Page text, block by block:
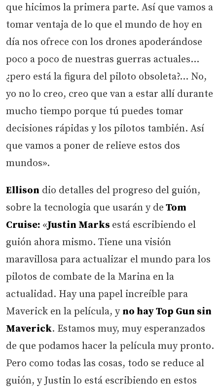
que hicimos la primera parte. Así que vamos a
tomar ventaja de lo que el mundo de hoy en
día nos ofrece con los drones apoderándose
poco a poco de nuestras guerras actuales…
¿pero está la figura del piloto obsoleta?… No,
yo no lo creo, creo que van a estar allí durante
mucho tiempo porque tú puedes tomar
decisiones rápidas y los pilotos también. Así
que vamos a poner de relieve estos dos
mundos».
Ellison dio detalles del progreso del guión,
sobre la tecnologia que usarán y de Tom
Cruise: «Justin Marks está escribiendo el
guión ahora mismo. Tiene una visión
maravillosa para actualizar el mundo para los
pilotos de combate de la Marina en la
actualidad. Hay una papel increíble para
Maverick en la película, y no hay Top Gun sin
Maverick. Estamos muy, muy esperanzados
de que podamos hacer la película muy pronto.
Pero como todas las cosas, todo se reduce al
guión, y Justin lo está escribiendo en estos